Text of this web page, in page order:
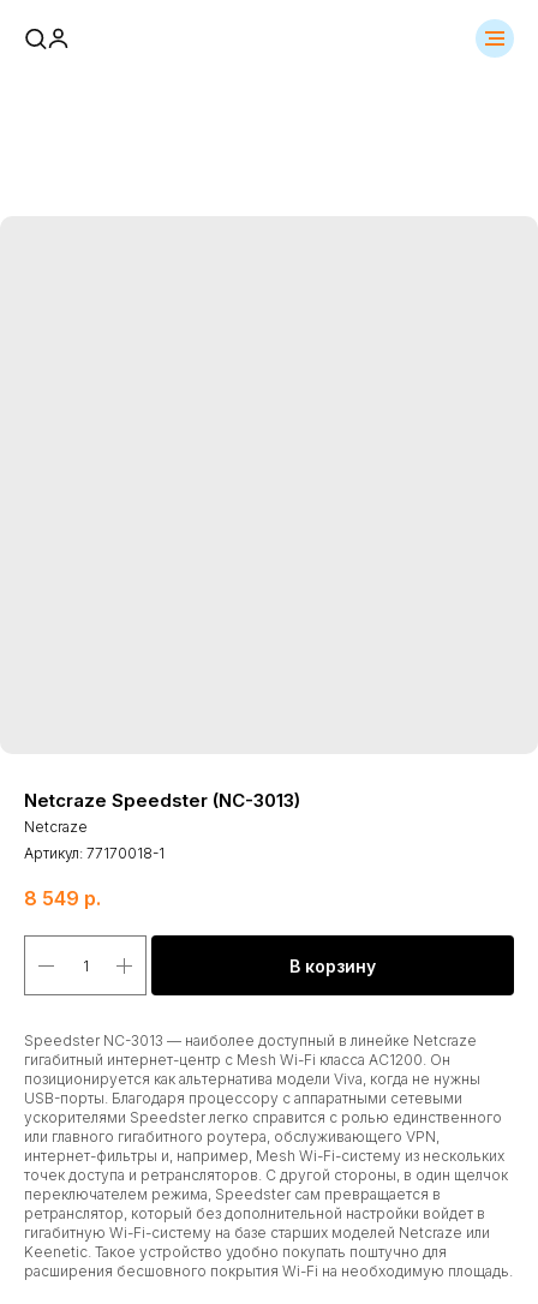
Netcraze Speedster (NC-3013)
Netcraze
Артикул: 77170018-1
8 549 р.
В корзину
Speedster NC-3013 — наиболее доступный в линейке Netcraze
гигабитный интернет-центр с Mesh Wi-Fi класса AC1200. Он
позиционируется как альтернатива модели Viva, когда не нужны
USB-порты. Благодаря процессору с аппаратными сетевыми
ускорителями Speedster легко справится с ролью единственного
или главного гигабитного роутера, обслуживающего VPN,
интернет-фильтры и, например, Mesh Wi-Fi-систему из нескольких
точек доступа и ретрансляторов. С другой стороны, в один щелчок
переключателем режима, Speedster сам превращается в
ретранслятор, который без дополнительной настройки войдет в
гигабитную Wi-Fi-систему на базе старших моделей Netcraze или
Keenetic. Такое устройство удобно покупать поштучно для
расширения бесшовного покрытия Wi-Fi на необходимую площадь.